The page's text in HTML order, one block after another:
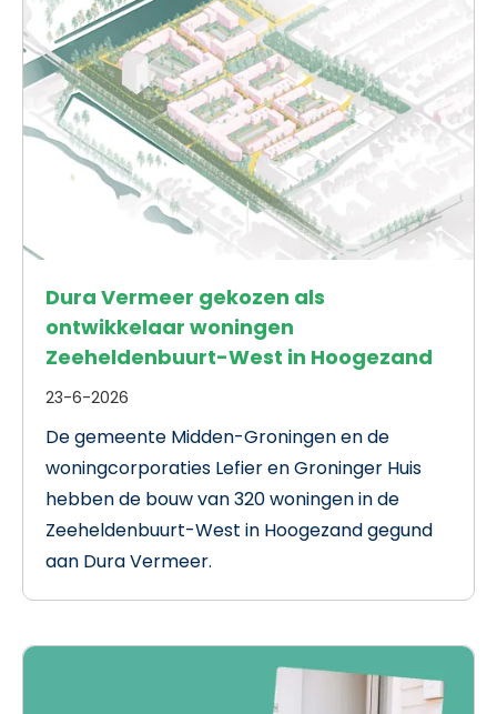
Dura Vermeer gekozen als
ontwikkelaar woningen
Zeeheldenbuurt-West in Hoogezand
23-6-2026
De gemeente Midden-Groningen en de
woningcorporaties Lefier en Groninger Huis
hebben de bouw van 320 woningen in de
Zeeheldenbuurt-West in Hoogezand gegund
aan Dura Vermeer.